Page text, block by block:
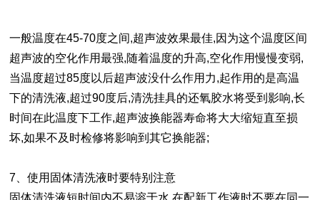
一般温度在45-70度之间,超声波效果最佳,因为这个温度区间
超声波的空化作用最强,随着温度的升高,空化作用慢慢变弱,
当温度超过85度以后超声波没什么作用力,起作用的是高温
下的清洗液,超过90度后,清洗挂具的还氧胶水将受到影响,长
时间在此温度下工作,超声波换能器寿命将大大缩短直至损
坏,如果不及时检修将影响到其它换能器;
7、使用固体清洗液时要特别注意
固体清洗液短时间内不易溶于水,在配新工作液时不要在同一